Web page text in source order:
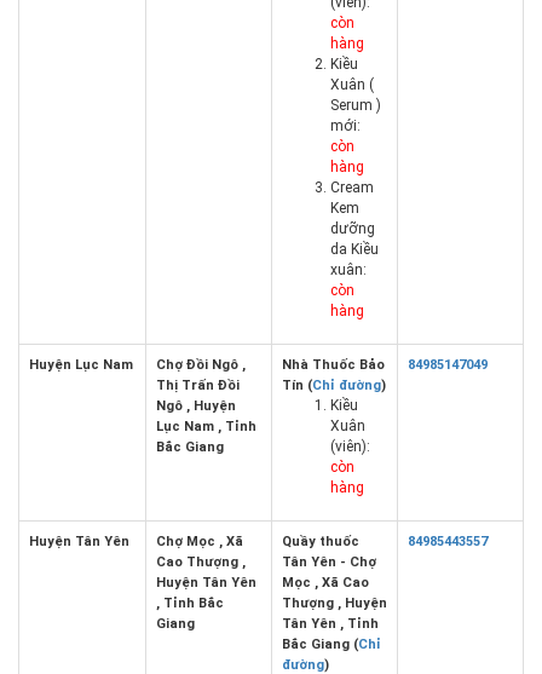
còn
hàng
Kiều
Xuân (
Serum )
mới:
còn
hàng
Cream
Kem
dưỡng
da Kiều
xuân:
còn
hàng
Huyện Lục Nam
Chợ Đồi Ngô ,
Thị Trấn Đồi
Ngô , Huyện
Lục Nam , Tỉnh
Bắc Giang
Nhà Thuốc Bảo
Tín (Chỉ đường)
Kiều
Xuân
(viên):
còn
hàng
84985147049
Huyện Tân Yên
Chợ Mọc , Xã
Cao Thượng ,
Huyện Tân Yên
, Tỉnh Bắc
Giang
Quầy thuốc
Tân Yên - Chợ
Mọc , Xã Cao
Thượng , Huyện
Tân Yên , Tỉnh
Bắc Giang (Chỉ
đường)
84985443557